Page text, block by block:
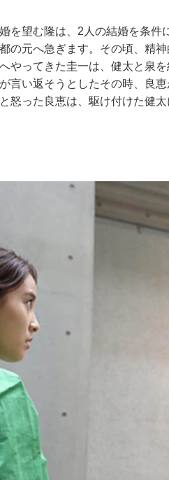
を望む隆は、2人の結婚を条件
の元へ急ぎます。その頃、精
やってきた圭一は、健太と泉
言い返そうとしたその時、良
怒った良恵は、駆け付けた健